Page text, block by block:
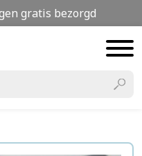
gratis bezorgd